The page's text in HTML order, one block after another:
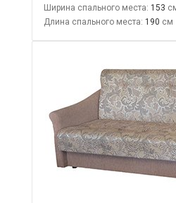
Ширина спального места: 153
Длина спального места: 190